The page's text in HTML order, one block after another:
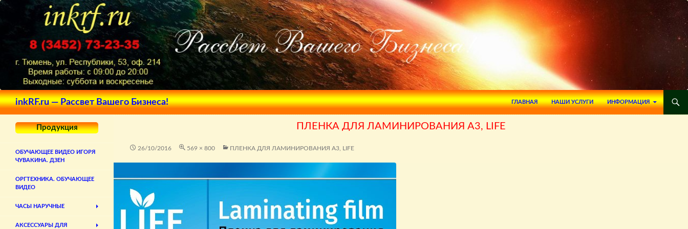
inkRF.ru — Рассвет Вашего Бизнеса!
Поиск
ПЕРЕЙТИ К СОДЕРЖИМОМУ
ГЛАВНАЯ
НАШИ УСЛУГИ ИНФОРМАЦИЯ
ПЛЕНКА ДЛЯ ЛАМИНИРОВАНИЯ А3, LIFE
26/10/2016 569 × 800 ПЛЕНКА ДЛЯ ЛАМИНИРОВАНИЯ А3, LIFE
Продукция
ОБУЧАЮЩЕЕ ВИДЕО ИГОРЯ
ЧУВАКИНА. ДЗЕН
ОРГТЕХНИКА. ОБУЧАЮЩЕЕ
ВИДЕО
ЧАСЫ НАРУЧНЫЕ
АКСЕССУАРЫ ДЛЯ